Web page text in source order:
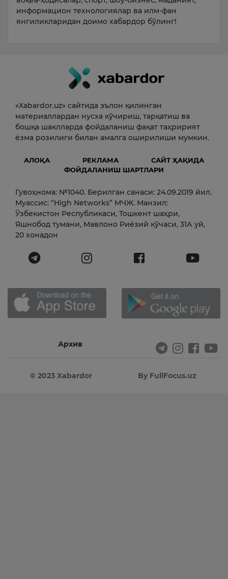
информацион технологиялар ва илм-фан
янгиликларидан доимо хабардор бўлинг!
«Xabardor.uz» сайтида эълон қилинган
материаллардан нусха кўчириш, тарқатиш ва
бошқа шаклларда фойдаланиш фақат таҳририят
ёзма розилиги билан амалга оширилиши мумкин.
АЛОҚА РЕКЛАМА
САЙТ ҲАҚИДА
ФОЙДАЛАНИШ ШАРТЛАРИ
Гувоҳнома: №1040. Берилган санаси: 24.09.2019 йил.
Муассис: “High Networks” МЧЖ. Манзил:
Ўзбекистон Республикаси, Тошкент шаҳри,
Яшнобод тумани, Мавлоно Риёзий кўчаси, 31А уй,
20 хонадон
Архив
© 2023 Xabardor By FullFocus.uz